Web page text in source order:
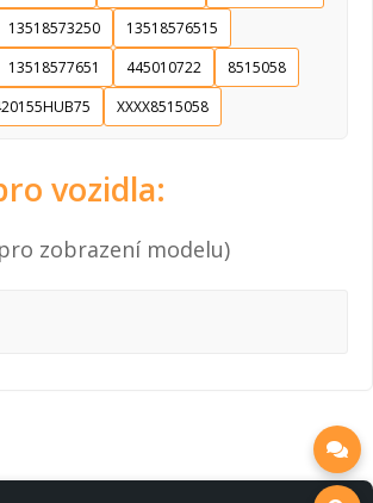
13518573250
13518576515
13518577651 445010722
8515058
XXXX8515058
vozidla:
zobrazení modelu)